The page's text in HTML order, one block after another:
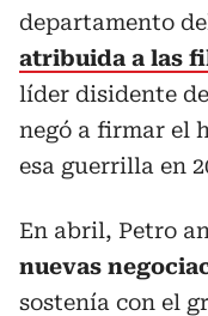
departamento
atribuida a las
líder disidente
negó a firmar el
esa guerrilla en
En abril, Petro
nuevas
sostenía con el